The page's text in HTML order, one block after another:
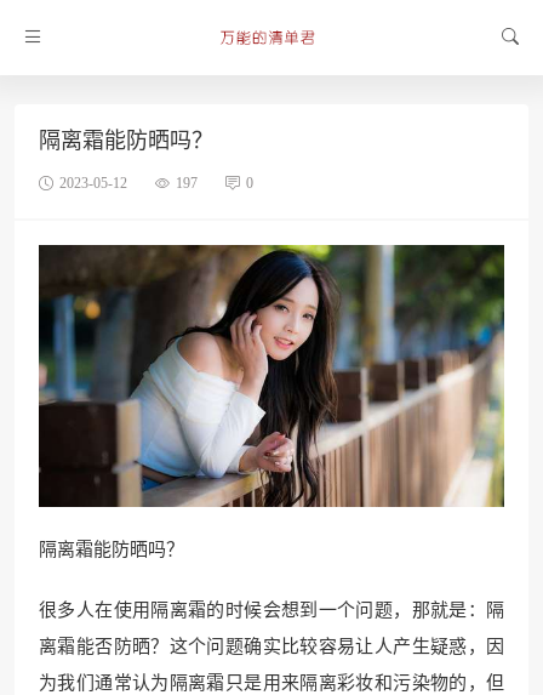
隔离霜能防晒吗？
2023-05-12 197 0
隔离霜能防晒吗？
很多人在使用隔离霜的时候会想到一个问题，那就是：隔
离霜能否防晒？这个问题确实比较容易让人产生疑惑，因
为我们通常认为隔离霜只是用来隔离彩妆和污染物的，但